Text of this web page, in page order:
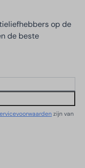
op de
de beste
zijn van